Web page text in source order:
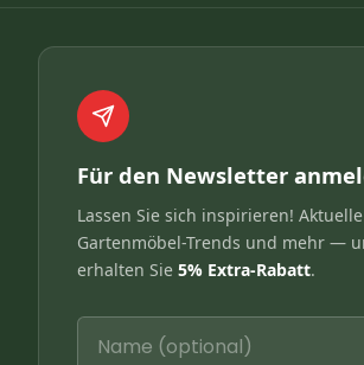
Für den Newsletter
Lassen Sie sich inspirieren!
Gartenmöbel-Trends und mehr —
erhalten Sie 5% Extra-Rabatt.